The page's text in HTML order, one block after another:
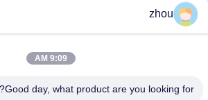
عنوان
zhou
9:09 AM
Good day, what product are you looking for?